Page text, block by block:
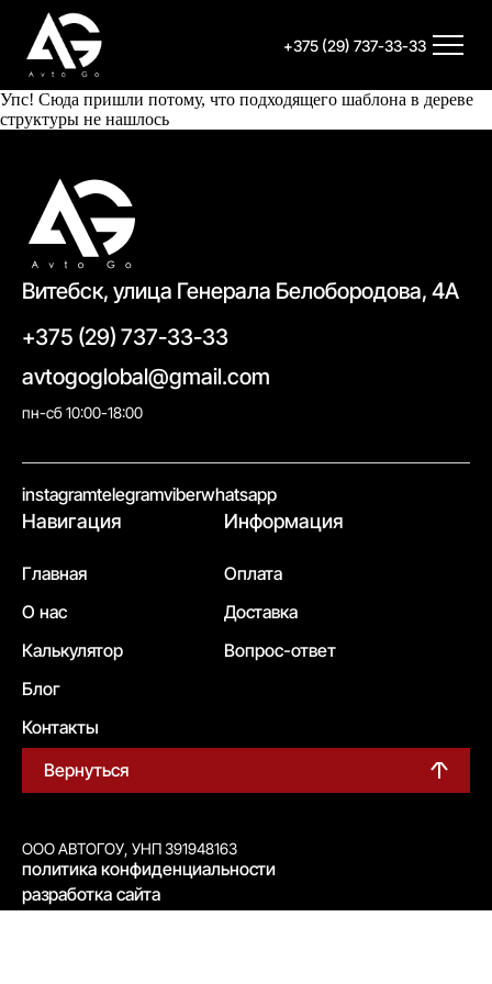
+375 (29) 737-33-33
Упс! Сюда пришли потому, что подходящего шаблона в дереве
структуры не нашлось
Витебск, улица Генерала Белобородова, 4А
+375 (29) 737-33-33
avtogoglobal@gmail.com
пн-сб 10:00-18:00
instagramtelegramviberwhatsapp
Навигация
Главная
О нас
Калькулятор
Блог
Контакты
Информация
Оплата
Доставка
Вопрос-ответ
Вернуться
ООО АВТОГОУ, УНП 391948163
политика конфиденциальности
разработка сайта